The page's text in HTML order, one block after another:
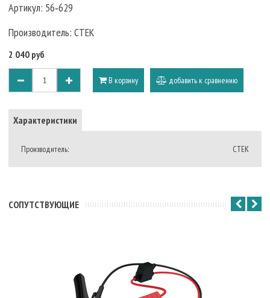
Артикул: 56‐629
Производитель: CTEK
2 040 руб
В корзину добавить к сравнению
Характеристики
Производитель: CTEK
CОПУТСТВУЮЩИЕ